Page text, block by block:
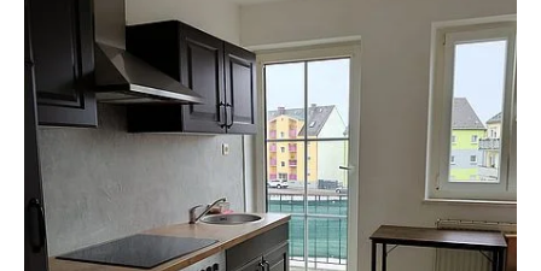
Für performante Seitenauslieferung wird in diesem Cookie
gespeichert, ob man eingeloggt ist.
Sprachpräferenz
Name:
Zweck:
Das Cookie speichert die gewählte Sprache der Website.